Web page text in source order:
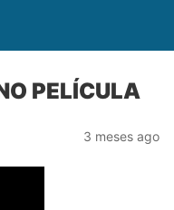
PELÍCULA
3 meses ago